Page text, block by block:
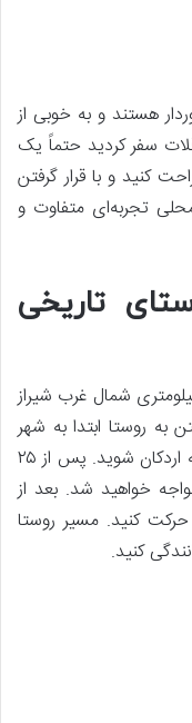
هستند و به خوبی از
سفر کردید حتماً یک
کنید و با قرار گرفتن
تجربه‌ای متفاوت و
تاریخی
زیبای قلات در استان فارس، ۳۶ کیلومتری شمال غرب شیراز
به روستا ابتدا به شهر
شیراز بروید و پس از آن وارد جاده شیراز به اردکان شوید. پس از ۲۵
خواهید شد. بعد از
کنید. مسیر روستا
کنید.